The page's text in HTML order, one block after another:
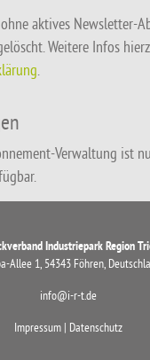
aktives Newsletter-
Weitere Infos
.
Verwaltung ist
Industriepark Region
Allee 1, 54343 Föhren,
info@i-r-t.de
Impressum | Datenschutz